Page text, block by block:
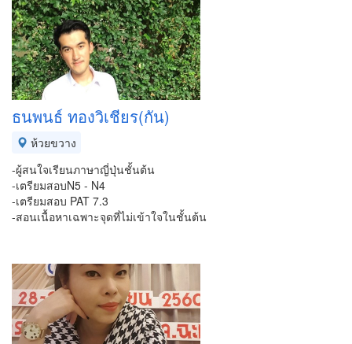
ธนพนธ์ ทองวิเชียร(กัน)
ห้วยขวาง
-ผู้สนใจเรียนภาษาญี่ปุ่นชั้นต้น
-เตรียมสอบN5 - N4
-เตรียมสอบ PAT 7.3
-สอนเนื้อหาเฉพาะจุดที่ไม่เข้าใจในชั้นต้น